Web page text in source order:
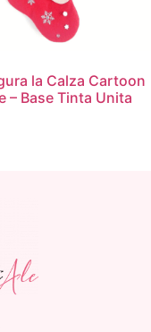
la Calza Cartoon
– Base Tinta Unita